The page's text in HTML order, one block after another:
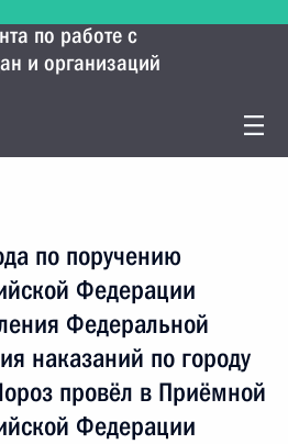
по работе с
и организаций
по поручению
Федерации
Федеральной
наказаний по городу
провёл в Приёмной
Федерации